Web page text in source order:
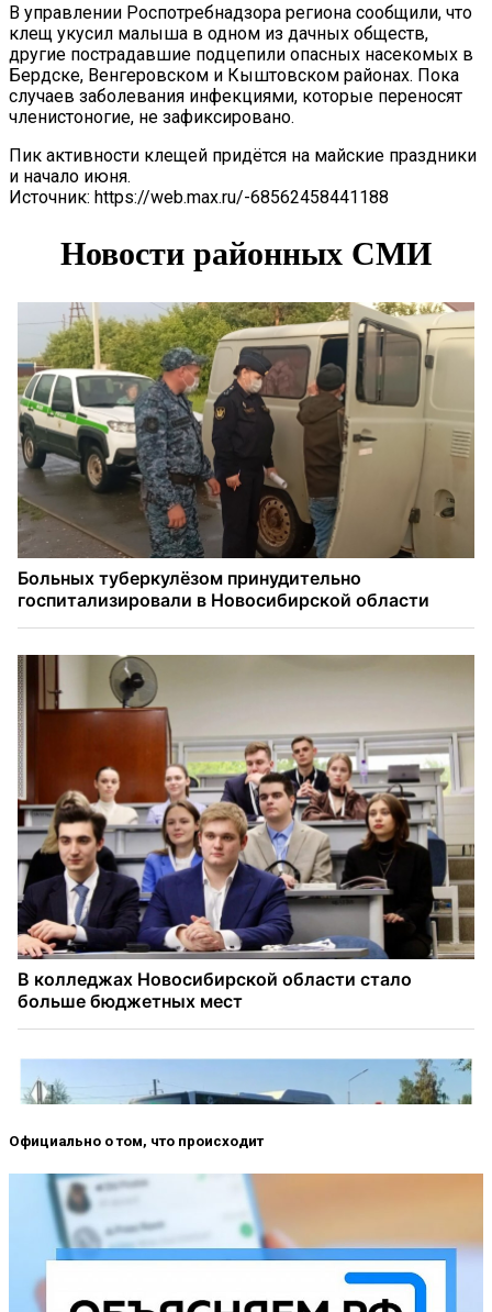
В управлении Роспотребнадзора региона сообщили, что
клещ укусил малыша в одном из дачных обществ,
другие пострадавшие подцепили опасных насекомых в
Бердске, Венгеровском и Кыштовском районах. Пока
случаев заболевания инфекциями, которые переносят
членистоногие, не зафиксировано.
Пик активности клещей придётся на майские праздники
и начало июня.
Источник: https://web.max.ru/-68562458441188
Официально о том, что происходит